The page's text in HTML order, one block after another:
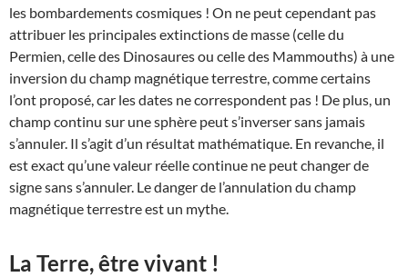
les bombardements cosmiques ! On ne peut cependant pas
attribuer les principales extinctions de masse (celle du
Permien, celle des Dinosaures ou celle des Mammouths) à une
inversion du champ magnétique terrestre, comme certains
l’ont proposé, car les dates ne correspondent pas ! De plus, un
champ continu sur une sphère peut s’inverser sans jamais
s’annuler. Il s’agit d’un résultat mathématique. En revanche, il
est exact qu’une valeur réelle continue ne peut changer de
signe sans s’annuler. Le danger de l’annulation du champ
magnétique terrestre est un mythe.
La Terre, être vivant !